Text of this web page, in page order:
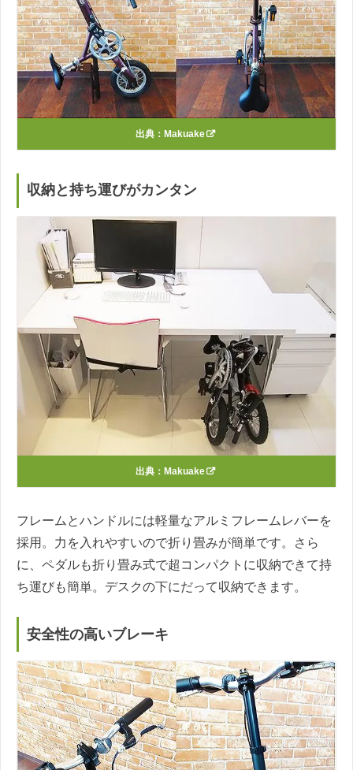
出典： Makuake
収納と持ち運びがカンタン
出典： Makuake
フレームとハンドルには軽量なアルミフレームレバーを
採用。力を入れやすいので折り畳みが簡単です。さら
に、ペダルも折り畳み式で超コンパクトに収納できて持
ち運びも簡単。デスクの下にだって収納できます。
安全性の高いブレーキ